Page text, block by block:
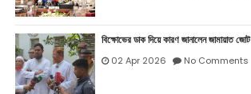
বিক্ষোভের ডাক দিয়ে কারণ জানালেন জামায়াত জোট
02 Apr 2026 No Comments